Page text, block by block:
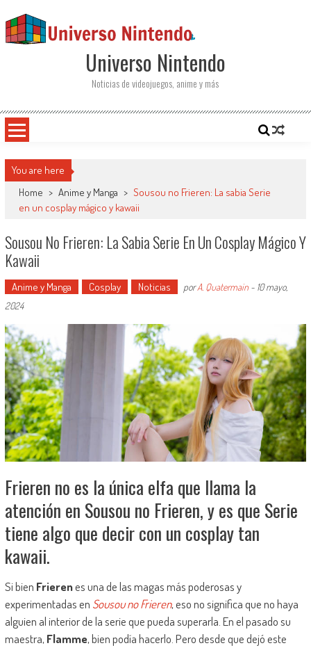
Universo Nintendo
Noticias de videojuegos, anime y más
You are here
Home > Anime y Manga > Sousou no Frieren: La sabia Serie
en un cosplay mágico y kawaii
Sousou No Frieren: La Sabia Serie En Un Cosplay Mágico Y
Kawaii
Anime y Manga Cosplay Noticias porA. Quatermain- 10 mayo,
2024
Frieren no es la única elfa que llama la
atención en Sousou no Frieren, y es que Serie
tiene algo que decir con un cosplay tan
kawaii.
Si bien Frierenes una de las magas más poderosas y
experimentadas en Sousou no Frieren, eso no significa que no haya
alguien al interior de la serie que pueda superarla. En el pasado su
maestra, Flamme, bien podía hacerlo. Pero desde que dejó este